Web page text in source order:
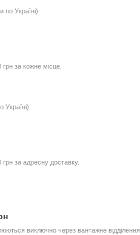
Україні)
за кожне місце.
Україні)
за адресну доставку.
виключно через вантажне відділення.